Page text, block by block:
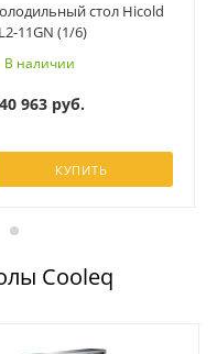
стол Hicold
11GN (1/6)
В наличии
963руб.
КУПИТЬ
Cooleq